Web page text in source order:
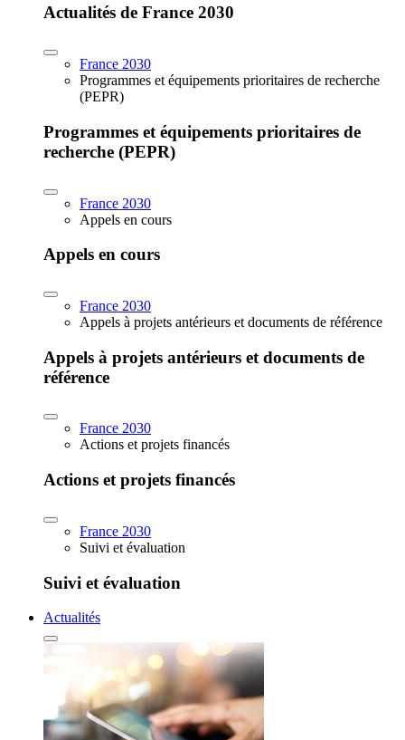
Actualités de France 2030
France 2030
Programmes et équipements prioritaires de recherche
(PEPR)
Programmes et équipements prioritaires de
recherche (PEPR)
France 2030
Appels en cours
Appels en cours
France 2030
Appels à projets antérieurs et documents de référence
Appels à projets antérieurs et documents de
référence
France 2030
Actions et projets financés
Actions et projets financés
France 2030
Suivi et évaluation
Suivi et évaluation
Actualités